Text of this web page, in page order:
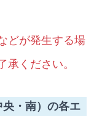
どが発生する場
ください。
央・南）の各エ